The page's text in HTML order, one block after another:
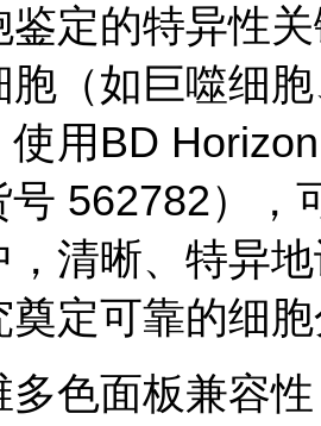
定的特异性
胞（如巨噬细
使用BD
号 562782），
，清晰、特异
奠定可靠的细
多色面板兼容